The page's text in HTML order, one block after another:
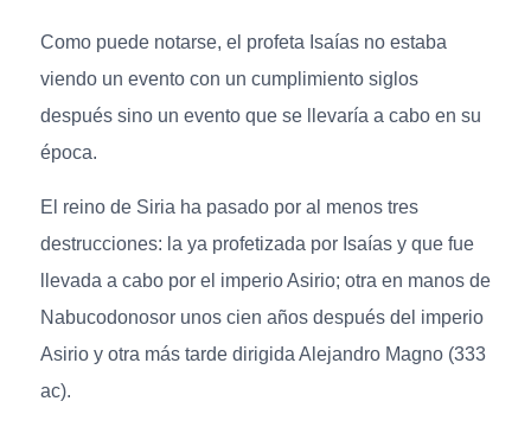
Como puede notarse, el profeta Isaías no estaba
viendo un evento con un cumplimiento siglos
después sino un evento que se llevaría a cabo en su
época.
El reino de Siria ha pasado por al menos tres
destrucciones: la ya profetizada por Isaías y que fue
llevada a cabo por el imperio Asirio; otra en manos de
Nabucodonosor unos cien años después del imperio
Asirio y otra más tarde dirigida Alejandro Magno (333
ac).